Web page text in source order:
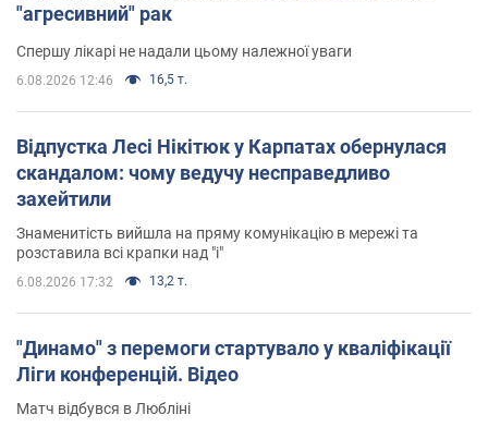
"агресивний" рак
Спершу лікарі не надали цьому належної уваги
6.08.2026 12:46 16,5 т.
Відпустка Лесі Нікітюк у Карпатах обернулася
скандалом: чому ведучу несправедливо
захейтили
Знаменитість вийшла на пряму комунікацію в мережі та
розставила всі крапки над "і"
6.08.2026 17:32 13,2 т.
"Динамо" з перемоги стартувало у кваліфікації
Ліги конференцій. Відео
Матч відбувся в Любліні